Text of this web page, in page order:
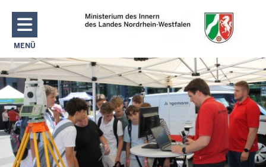
Direkt zum Inhalt
MENÜ
NAVIGATION AKTIVIEREN/DEAKTIVIEREN: MAIN MENU